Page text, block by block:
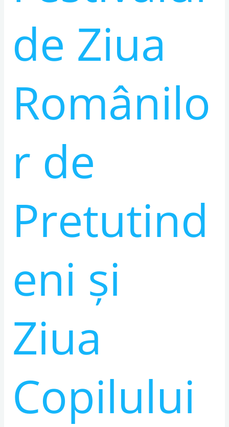
de Ziua
Românilo
r de
Pretutind
eni și
Ziua
Copilului